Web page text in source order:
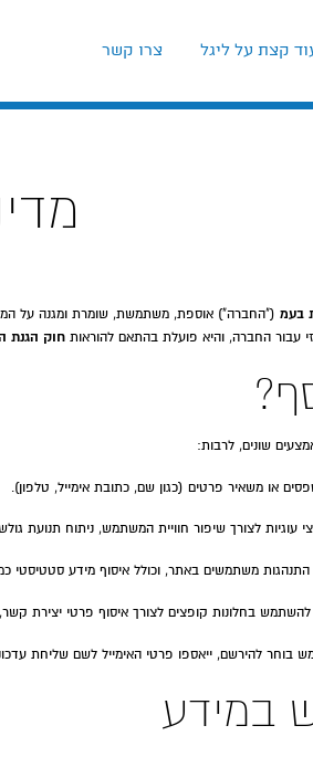
קצת על ליגל צרו קשר
בעמ ("החברה") אוספת, משתמשת, שומרת ומגנה על
עבור החברה, והיא פועלת בהתאם להוראות חוק הגנת
שונים, לרבות:
או משאיר פרטים (כגון שם, כתובת אימייל, טלפון).
לצורך שיפור חוויית המשתמש, ניתוח תנועת
משתמשים באתר, וכולל איסוף מידע סטטיסטי
בחלונות קופצים לצורך איסוף פרטי יצירת קשר,
להירשם, ייאספו פרטי האימייל לשם שליחת
במידע